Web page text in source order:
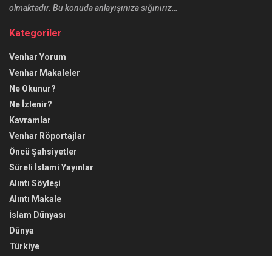
olmaktadır. Bu konuda anlayışınıza sığınırız…
Kategoriler
Venhar Yorum
Venhar Makaleler
Ne Okunur?
Ne İzlenir?
Kavramlar
Venhar Röportajlar
Öncü Şahsiyetler
Süreli İslami Yayınlar
Alıntı Söyleşi
Alıntı Makale
İslam Dünyası
Dünya
Türkiye